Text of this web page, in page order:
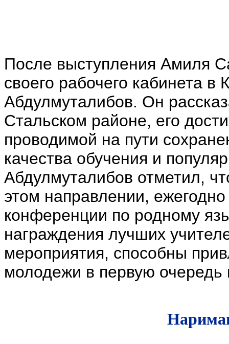
После выступления Амиля
своего рабочего кабинета
Абдулмуталибов. Он
Стальском районе, его
проводимой на пути
качества обучения и
Абдулмуталибов отметил,
этом направлении,
конференции по родному
награждения лучших
мероприятия, способны
молодежи в первую